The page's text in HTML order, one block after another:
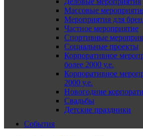
Массовые
Мероприятия для
Частное мероприятие
Спортивные
Социальные проекты
Корпоративное
более 2000 у.е.
Корпоративное
2000 у.е.
Новогодние
Свадьбы
Детские праздники
События